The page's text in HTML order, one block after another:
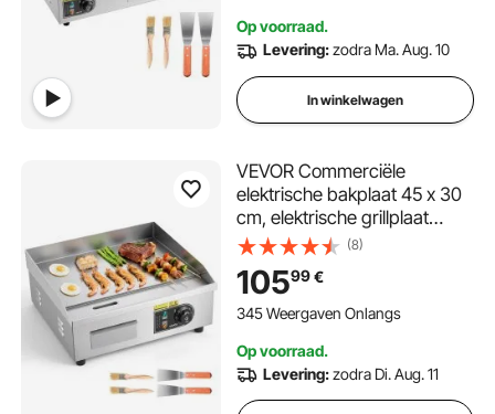
stekker
Op voorraad.
Levering:zodra Ma. Aug. 10
In winkelwagen
VEVOR Commerciële
elektrische bakplaat 45 x 30
cm, elektrische grillplaat
2800 W, tafelmodel grillplaat
50–300 °C met 2 spatels, 2
borstels en 4 voetjes,
bakplaat voor steaks en
(8)
10599€
345 Weergaven Onlangs
Op voorraad.
Levering:zodra Di. Aug. 11